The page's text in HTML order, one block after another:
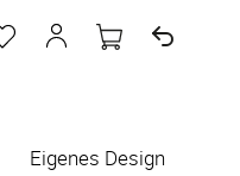
Eigenes Design